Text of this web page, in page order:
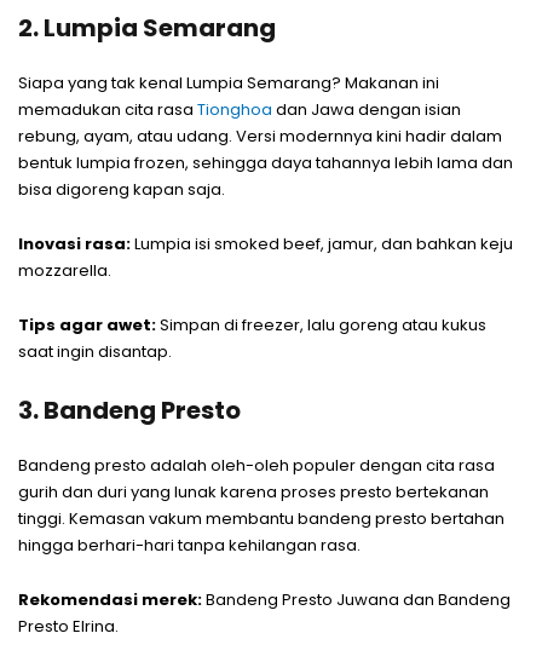
2. Lumpia Semarang
Siapa yang tak kenal Lumpia Semarang? Makanan ini
memadukan cita rasa Tionghoa dan Jawa dengan isian
rebung, ayam, atau udang. Versi modernnya kini hadir dalam
bentuk lumpia frozen, sehingga daya tahannya lebih lama dan
bisa digoreng kapan saja.
Inovasi rasa:Lumpia isi smoked beef, jamur, dan bahkan keju
mozzarella.
Tips agar awet:Simpan di freezer, lalu goreng atau kukus
saat ingin disantap.
3. Bandeng Presto
Bandeng presto adalah oleh-oleh populer dengan cita rasa
gurih dan duri yang lunak karena proses presto bertekanan
tinggi. Kemasan vakum membantu bandeng presto bertahan
hingga berhari-hari tanpa kehilangan rasa.
Rekomendasi merek:Bandeng Presto Juwana dan Bandeng
Presto Elrina.